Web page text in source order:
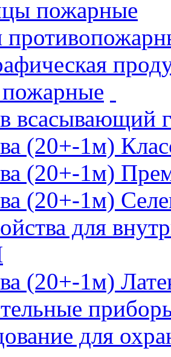
пожарные
пожарные
всасывающий
(20+-1м)
(20+-1м)
(20+-1м)
для
(20+-1м)
для